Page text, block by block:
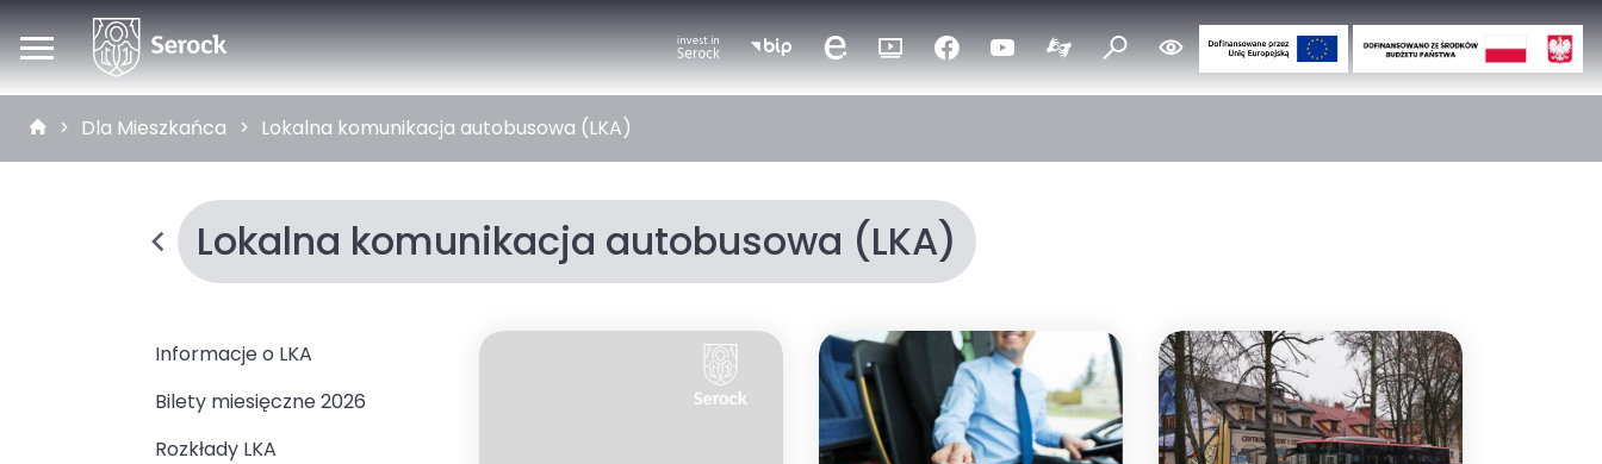
Dla Mieszkańca Lokalna komunikacja autobusowa (LKA)
Lokalna komunikacja autobusowa (LKA)
Informacje o LKA
Bilety miesięczne 2026
Rozkłady LKA